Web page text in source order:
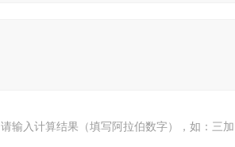
请输入计算结果（填写阿拉伯数字），如：三